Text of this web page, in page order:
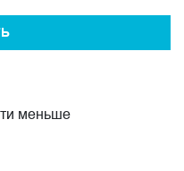
меньше